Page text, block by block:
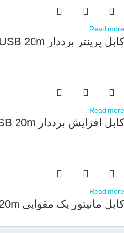
Read more
کابل پرینتر برددار P_NET USB 20m
Read more
کابل افزایش برددار P_NET USB 20m
Read more
کابل مانیتور پک مقوایی P_NET 20m